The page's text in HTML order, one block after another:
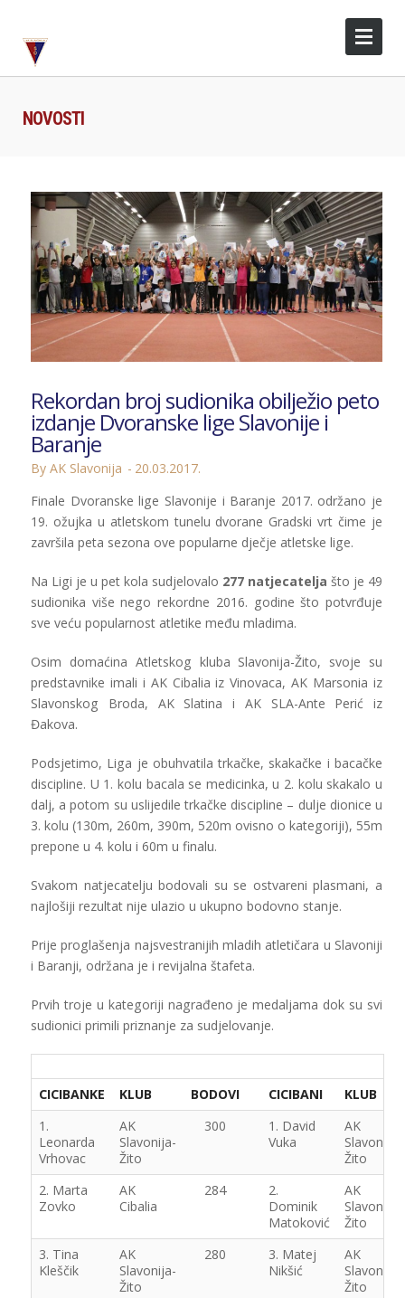
NOVOSTI
Rekordan broj sudionika obilježio peto
izdanje Dvoranske lige Slavonije i
Baranje
By AK Slavonija
20.03.2017.
Finale Dvoranske lige Slavonije i Baranje 2017. održano je
19. ožujka u atletskom tunelu dvorane Gradski vrt čime je
završila peta sezona ove popularne dječje atletske lige.
Na Ligi je u pet kola sudjelovalo 277 natjecatelja što je 49
sudionika više nego rekordne 2016. godine što potvrđuje
sve veću popularnost atletike među mladima.
Osim domaćina Atletskog kluba Slavonija-Žito, svoje su
predstavnike imali i AK Cibalia iz Vinovaca, AK Marsonia iz
Slavonskog Broda, AK Slatina i AK SLA-Ante Perić iz
Đakova.
Podsjetimo, Liga je obuhvatila trkačke, skakačke i bacačke
discipline. U 1. kolu bacala se medicinka, u 2. kolu skakalo u
dalj, a potom su uslijedile trkačke discipline – dulje dionice u
3. kolu (130m, 260m, 390m, 520m ovisno o kategoriji), 55m
prepone u 4. kolu i 60m u finalu.
Svakom natjecatelju bodovali su se ostvareni plasmani, a
najlošiji rezultat nije ulazio u ukupno bodovno stanje.
Prije proglašenja najsvestranijih mladih atletičara u Slavoniji
i Baranji, održana je i revijalna štafeta.
Prvih troje u kategoriji nagrađeno je medaljama dok su svi
sudionici primili priznanje za sudjelovanje.
CICIBANKE KLUB BODOVI CICIBANI
KLUB
1.
Leonarda
Vrhovac
AK
Slavonija-
Žito
300
1. David
Vuka
AK
Slavonija-
Žito
2. Marta
Zovko
AK
Cibalia
284
2.
Dominik
Matoković
AK
Slavonija-
Žito
3. Tina
Kleščik
AK
Slavonija-
Žito
280
3. Matej
Nikšić
AK
Slavonija-
Žito